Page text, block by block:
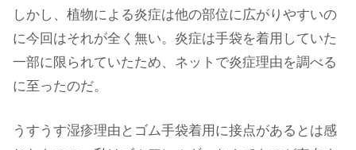
しかし、植物による炎症は他の部位に広がりやすいの
に今回はそれが全く無い。炎症は手袋を着用していた
一部に限られていたため、ネットで炎症理由を調べる
に至ったのだ。
うすうす湿疹理由とゴム手袋着用に接点があるとは感